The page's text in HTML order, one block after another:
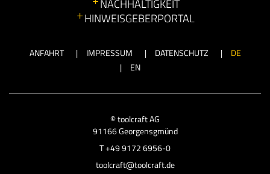
NACHHALTIGKEIT
HINWEISGEBERPORTAL
ANFAHRT IMPRESSUM DATENSCHUTZ
DE
EN
© toolcraft AG
91166 Georgensgmünd
T+49 9172 6956-0
toolcraft@toolcraft.de